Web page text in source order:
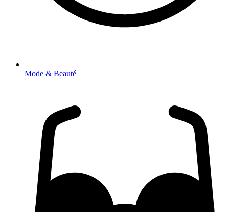
Mode & Beauté